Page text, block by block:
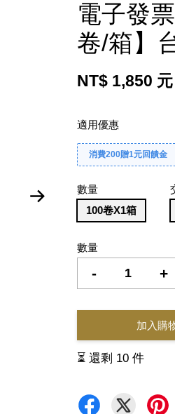
電子發
卷/箱】
NT$ 1,850 元
適用優惠
消費200贈1元回饋金
數量
100卷X1箱
數量
- +
加入購
⏳ 還剩 10 件